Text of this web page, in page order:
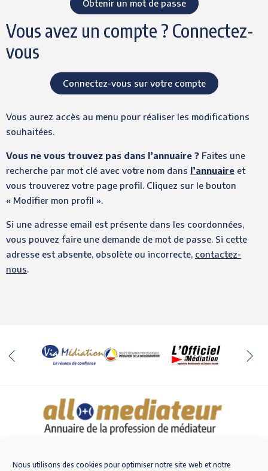
Nous utilisons des cookies pour optimiser notre site web et notre
Vous avez un compte ? Connectez-
vous
Connectez-vous sur votre compte
Vous aurez accès au menu pour réaliser les modifications
souhaitées.
Vous ne vous trouvez pas dans l’annuaire ? Faites une
recherche par mot clé avec votre nom dans l’annuaire et
vous trouverez votre page profil. Cliquez sur le bouton
« Modifier mon profil ».
Si une adresse email est présente dans les coordonnées,
vous pouvez faire une demande de mot de passe. Si cette
adresse est absente, obsolète ou incorrecte, contactez-
nous